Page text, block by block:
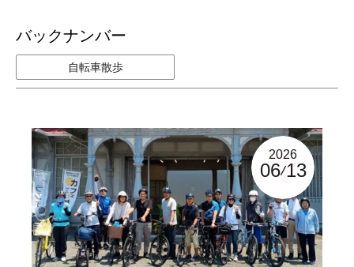
バックナンバー
自転車散歩
2026
06 13